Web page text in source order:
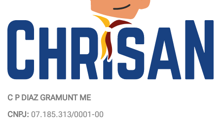
escolhidas
na
página
do
produto
C P DIAZ GRAMUNT ME
CNPJ: 07.185.313/0001-00